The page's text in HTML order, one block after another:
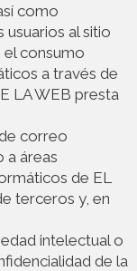
como
al sitio
el consumo
a través de
LA WEB presta
correo
a áreas
de EL
terceros y, en
intelectual o
de la